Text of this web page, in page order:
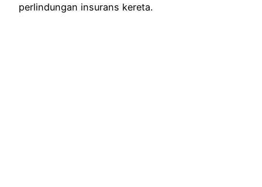
perlindungan insurans kereta.